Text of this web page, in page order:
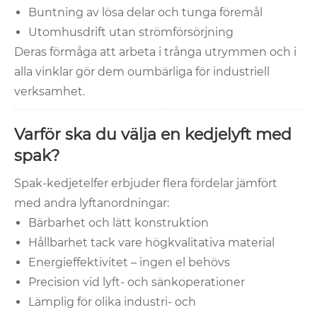
Buntning av lösa delar och tunga föremål
Utomhusdrift utan strömförsörjning
Deras förmåga att arbeta i trånga utrymmen och i
alla vinklar gör dem oumbärliga för industriell
verksamhet.
Varför ska du välja en kedjelyft med
spak?
Spak-kedjetelfer erbjuder flera fördelar jämfört
med andra lyftanordningar:
Bärbarhet och lätt konstruktion
Hållbarhet tack vare högkvalitativa material
Energieffektivitet – ingen el behövs
Precision vid lyft- och sänkoperationer
Lämplig för olika industri- och